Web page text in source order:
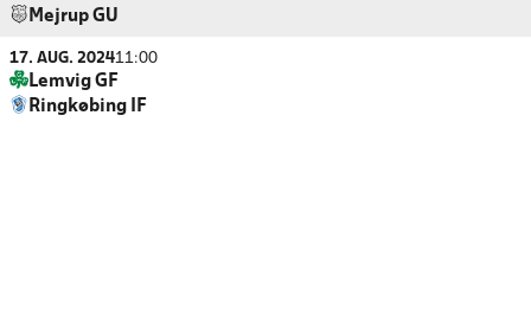
Mejrup GU
17. AUG. 202411:00
Lemvig GF
Ringkøbing IF